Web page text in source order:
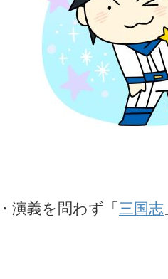
演義を問わず「 三国志